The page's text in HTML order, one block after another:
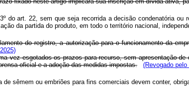
do art. 22, sem que seja recorrida a decisão condenatória
da partida do produto, em todo o território nacional,
do registro, a autorização para o funcionamento da
vez esgotados os prazos para recurso, sem apresentação
oficial e a adoção das medidas impostas.
(Revogado
sêmem ou embriões para fins comerciais devem conter,